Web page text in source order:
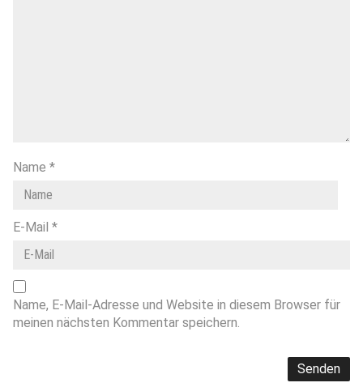
Name *
E-Mail *
Name, E-Mail-Adresse und Website in diesem Browser für
meinen nächsten Kommentar speichern.